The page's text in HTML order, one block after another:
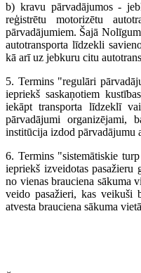
b) kravu pārvadājumos -
reģistrētu motorizētu
pārvadājumiem. Šajā
autotransporta līdzekli
kā arī uz jebkuru citu
5. Termins "regulāri
iepriekš saskaņotiem
iekāpt transporta līdzeklī
pārvadājumi organizējami,
institūcija izdod pārvadājumu
6. Termins "sistemātiskie
iepriekš izveidotas pasažieru
no vienas brauciena sākuma
veido pasažieri, kas veikuši
atvesta brauciena sākuma